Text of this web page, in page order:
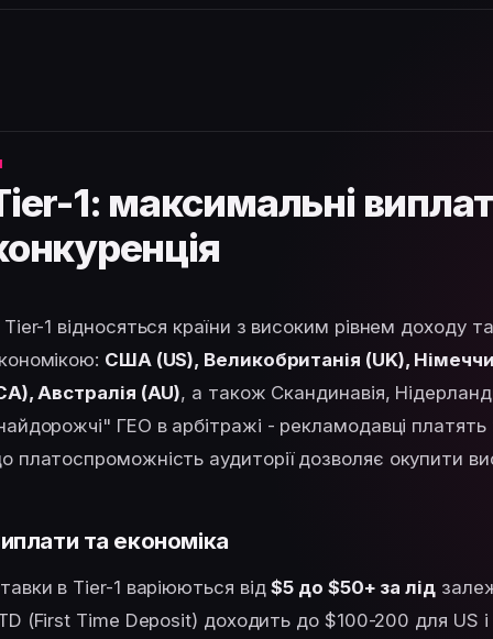
1: максимальні
Tier-1 відносяться країни з високим рівнем доходу
США (US), Великобританія (UK),
Австралія (AU), а також Скандинавія,
ГЕО в арбітражі - рекламодавці
платоспроможність аудиторії дозволяє окупити
та економіка
в Tier-1 варіюються від$5 до $50+ за лід
(First Time Deposit) доходить до $100-200 для US